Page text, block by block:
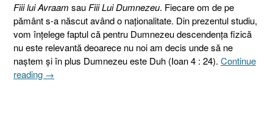
Fiii lui Avraam sau Fiii Lui Dumnezeu. Fiecare om de pe
pământ s-a născut având o naționalitate. Din prezentul studiu,
vom înțelege faptul că pentru Dumnezeu descendența fizică
nu este relevantă deoarece nu noi am decis unde să ne
naștem și în plus Dumnezeu este Duh (Ioan 4 : 24). Continue
reading „76
→